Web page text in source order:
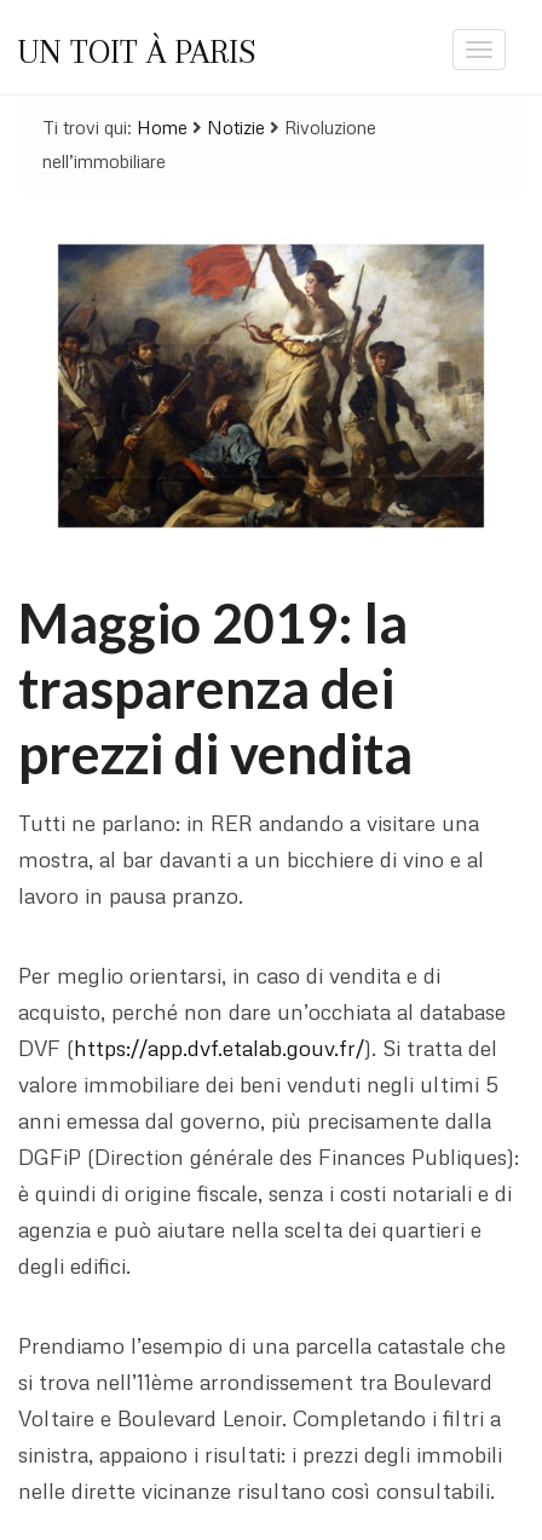
UN TOIT À PARIS
Toggle
Ti trovi qui: Home Notizie
Rivoluzione
nell’immobiliare
Maggio 2019: la
trasparenza dei
prezzi di vendita
Tutti ne parlano: in RER andando a visitare una
mostra, al bar davanti a un bicchiere di vino e al
lavoro in pausa pranzo.
Per meglio orientarsi, in caso di vendita e di
acquisto, perché non dare un’occhiata al database
DVF (https://app.dvf.etalab.gouv.fr/). Si tratta del
valore immobiliare dei beni venduti negli ultimi 5
anni emessa dal governo, più precisamente dalla
DGFiP (Direction générale des Finances Publiques):
è quindi di origine fiscale, senza i costi notariali e di
agenzia e può aiutare nella scelta dei quartieri e
degli edifici.
Prendiamo l’esempio di una parcella catastale che
si trova nell’11ème arrondissement tra Boulevard
Voltaire e Boulevard Lenoir. Completando i filtri a
sinistra, appaiono i risultati: i prezzi degli immobili
nelle dirette vicinanze risultano così consultabili.